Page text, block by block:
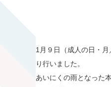
1月９日（成人の日・
り行いました。
あいにくの雨となった